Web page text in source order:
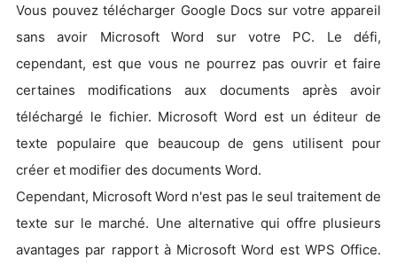
Vous pouvez télécharger Google Docs sur votre appareil
sans avoir Microsoft Word sur votre PC. Le défi,
cependant, est que vous ne pourrez pas ouvrir et faire
certaines modifications aux documents après avoir
téléchargé le fichier. Microsoft Word est un éditeur de
texte populaire que beaucoup de gens utilisent pour
créer et modifier des documents Word.
Cependant, Microsoft Word n'est pas le seul traitement de
texte sur le marché. Une alternative qui offre plusieurs
avantages par rapport à Microsoft Word est WPS Office.